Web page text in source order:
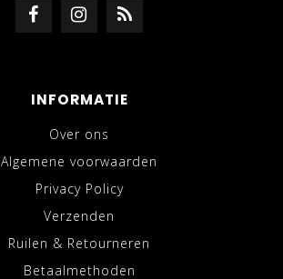
INFORMATIE
Over ons
Algemene voorwaarden
Privacy Policy
Verzenden
Ruilen & Retourneren
Betaalmethoden